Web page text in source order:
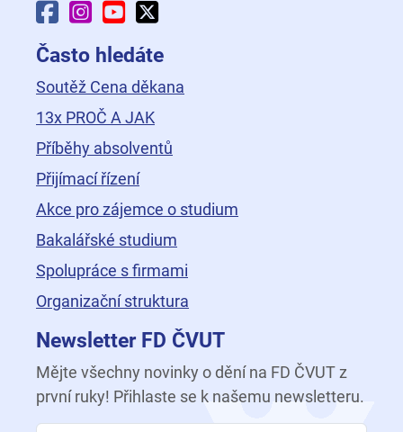
Facebook Fakulty dopravní
Instagram Fakulty dopravní
YouTube Fakulty dopravní
Často hledáte
Soutěž Cena děkana
13x PROČ A JAK
Příběhy absolventů
Přijímací řízení
Akce pro zájemce o studium
Bakalářské studium
Spolupráce s firmami
Organizační struktura
Newsletter FD ČVUT
Mějte všechny novinky o dění na FD ČVUT z
první ruky! Přihlaste se k našemu newsletteru.